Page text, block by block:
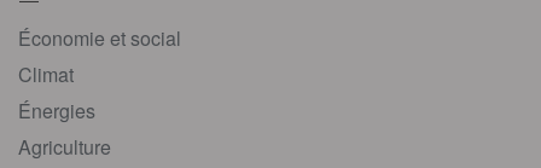
Économie et social
Climat
Énergies
Agriculture